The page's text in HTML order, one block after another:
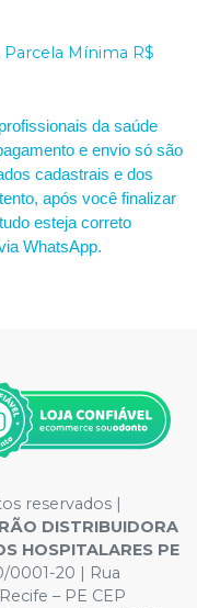
Parcela Mínima R$
da saúde
e envio só são
cadastrais e dos
após você finalizar
esteja correto
WhatsApp.
reservados |
DISTRIBUIDORA
HOSPITALARES PE
0001-20 | Rua
– PE CEP